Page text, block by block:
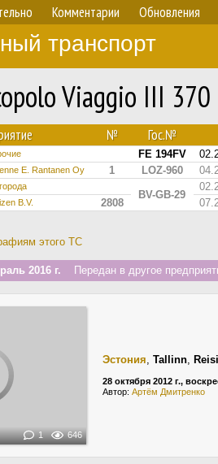
Комментарии Обновления
транспорт
Viaggio III
№ Гос.№
FE 194FV
E. Rantanen Oy 1 LOZ-960
BV-GB-29
B.V. 2808
этого ТС
2016 г. Передан в другое
1 646
Эстония, Tallinn,
28 октября 2012 г.,
Автор: Артём Дмитренко